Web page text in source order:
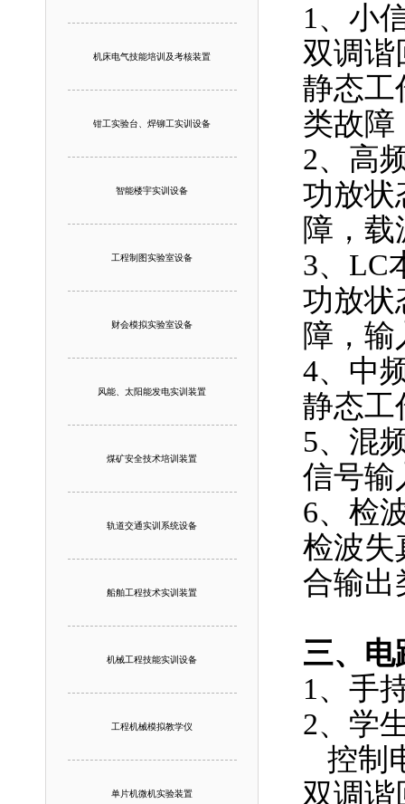
机床电气技能培训及考核装置
钳工实验台、焊铆工实训设备
智能楼宇实训设备
工程制图实验室设备
财会模拟实验室设备
风能、太阳能发电实训装置
煤矿安全技术培训装置
轨道交通实训系统设备
船舶工程技术实训装置
机械工程技能实训设备
工程机械模拟教学仪
单片机微机实验装置
1、小
双调谐
静态工
类故障
2、高
功放状
障，载
3、LC
功放状
障，输
4、中
静态工
5、混
信号输
6、检
检波失
合输出
三、电
1、手
2、学
控制
双调谐